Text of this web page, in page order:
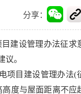
分享：
目建设管理办法征求
议。
项目建设管理办法(
度与屋面距离不应